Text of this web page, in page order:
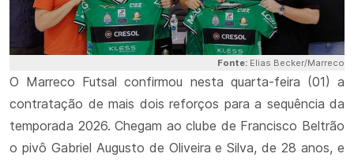
Fonte: Elias Becker/Marreco
O Marreco Futsal confirmou nesta quarta-feira (01) a
contratação de mais dois reforços para a sequência da
temporada 2026. Chegam ao clube de Francisco Beltrão
o pivô Gabriel Augusto de Oliveira e Silva, de 28 anos, e